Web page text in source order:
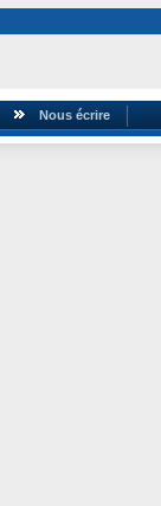
Nous écrire